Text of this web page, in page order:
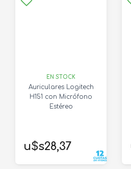
EN STOCK
Auriculares Logitech
H151 con Micrófono
Estéreo
u$s28,37